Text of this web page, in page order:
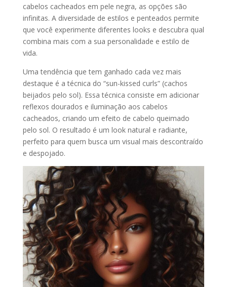
cabelos cacheados em pele negra, as opções são
infinitas. A diversidade de estilos e penteados permite
que você experimente diferentes looks e descubra qual
combina mais com a sua personalidade e estilo de
vida.
Uma tendência que tem ganhado cada vez mais
destaque é a técnica do “sun-kissed curls” (cachos
beijados pelo sol). Essa técnica consiste em adicionar
reflexos dourados e iluminação aos cabelos
cacheados, criando um efeito de cabelo queimado
pelo sol. O resultado é um look natural e radiante,
perfeito para quem busca um visual mais descontraído
e despojado.